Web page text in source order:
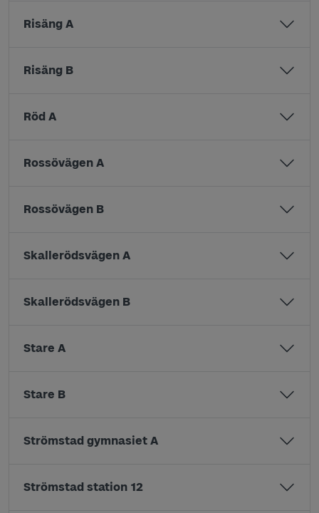
Risäng A
Risäng B
Röd A
Rossövägen A
Rossövägen B
Skallerödsvägen A
Skallerödsvägen B
Stare A
Stare B
Strömstad gymnasiet A
Strömstad station 12